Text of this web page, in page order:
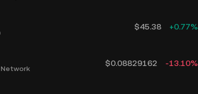
$45.38 +0.77%
$0.08829162 -13.10%